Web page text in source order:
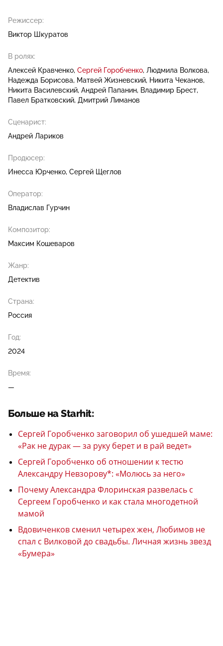
Режиссер:
Виктор Шкуратов
В ролях:
Алексей Кравченко Сергей Горобченко Людмила Волкова
Надежда Борисова Матвей Жизневский Никита Чеканов
Никита Василевский Андрей Папанин Владимир Брест
Павел Братковский Дмитрий Лиманов
Сценарист:
Андрей Лариков
Продюсер:
Инесса Юрченко Сергей Щеглов
Оператор:
Владислав Гурчин
Композитор:
Максим Кошеваров
Жанр:
Детектив
Страна:
Россия
Год:
2024
Время:
—
Больше на Starhit:
Сергей Горобченко заговорил об ушедшей маме:
«Рак не дурак — за руку берет и в рай ведет»
Сергей Горобченко об отношении к тестю
Александру Невзорову*: «Молюсь за него»
Почему Александра Флоринская развелась с
Сергеем Горобченко и как стала многодетной
мамой
Вдовиченков сменил четырех жен, Любимов не
спал с Вилковой до свадьбы. Личная жизнь звезд
«Бумера»